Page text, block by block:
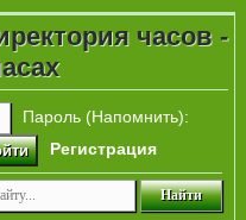
часов -
Пароль (Напомнить):
Регистрация